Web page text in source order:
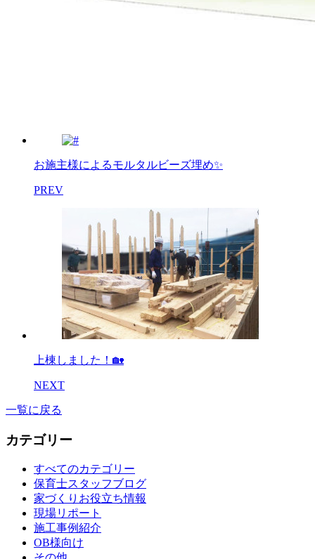
お施主様によるモルタルビーズ埋め✨
PREV
上棟しました！🏡
NEXT
一覧に戻る
カテゴリー
すべてのカテゴリー
保育士スタッフブログ
家づくりお役立ち情報
現場リポート
施工事例紹介
OB様向け